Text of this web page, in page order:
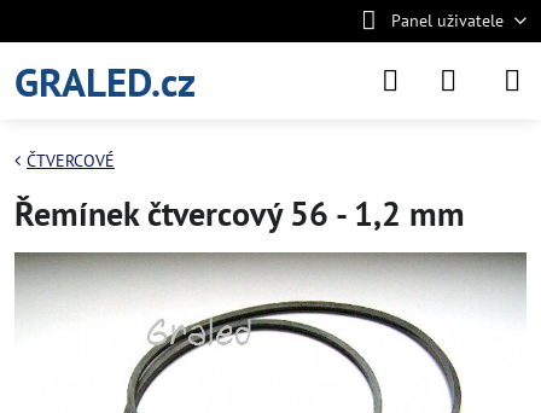
Panel uživatele
GRALED.cz
ČTVERCOVÉ
Řemínek čtvercový 56 - 1,2 mm